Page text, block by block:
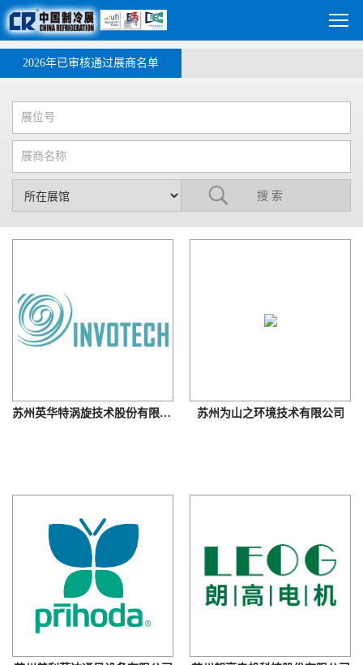
2026年已审核通过展商名单
苏州英华特涡旋技术股份有限公司 苏州为山之环境技术有限公司